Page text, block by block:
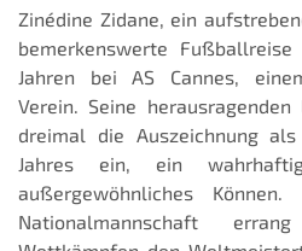
Zinédine Zidane, ein
bemerkenswerte
Jahren bei AS Cannes,
Verein. Seine
dreimal die Auszeichnung
Jahres ein, ein
außergewöhnliches
Nationalmannschaft